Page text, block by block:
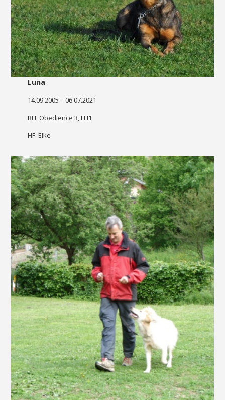
Luna
14.09.2005 – 06.07.2021
BH, Obedience 3, FH1
HF: Elke